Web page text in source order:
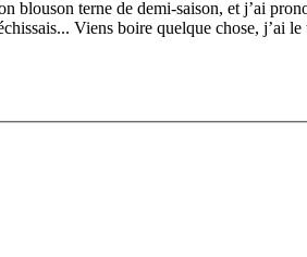
blouson terne de demi-saison, et j’ai
Viens boire quelque chose, j’ai le